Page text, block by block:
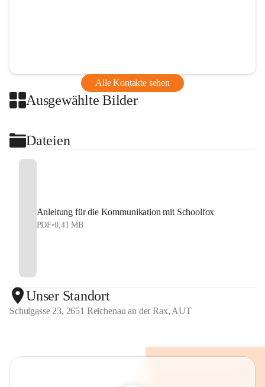
Alle Kontakte sehen
Ausgewählte Bilder
Dateien
Anleitung für die Kommunikation mit Schoolfox
PDF•0,41 MB
Unser Standort
Schulgasse 23, 2651 Reichenau an der Rax, AUT